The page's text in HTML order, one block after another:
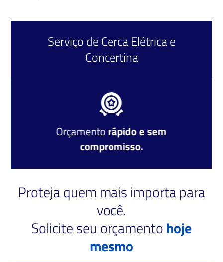
Serviço deCerca Elétricae
Concertina
Orçamentorápido e sem
compromisso.
Proteja quem mais importa para
você.
Solicite seu orçamentohoje
mesmo